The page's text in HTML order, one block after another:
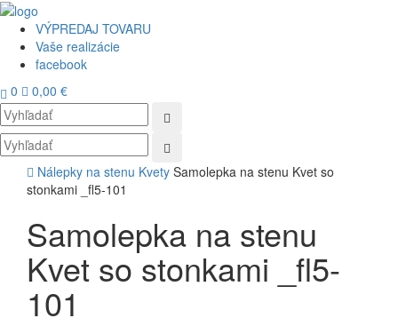
VÝPREDAJ TOVARU
Vaše realizácie
facebook
0 0,00 €
Nálepky na stenu Kvety Samolepka na stenu Kvet so
stonkami _fl5-101
Samolepka na stenu
Kvet so stonkami _fl5-
101